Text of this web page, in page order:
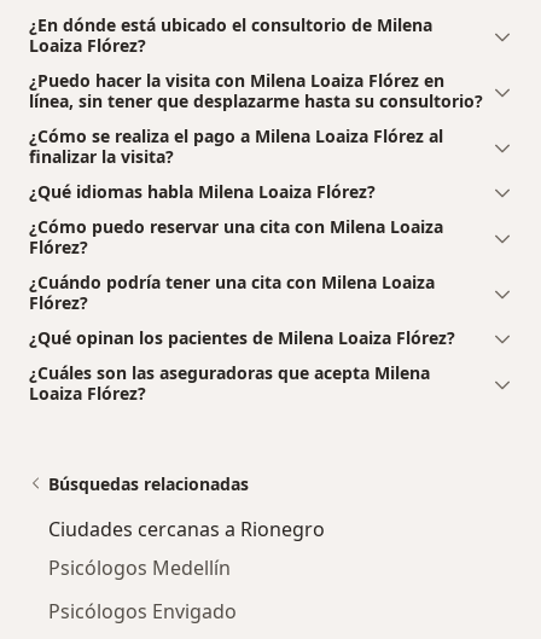
¿En dónde está ubicado el consultorio de Milena
Loaiza Flórez?
¿Puedo hacer la visita con Milena Loaiza Flórez en
línea, sin tener que desplazarme hasta su consultorio?
¿Cómo se realiza el pago a Milena Loaiza Flórez al
finalizar la visita?
¿Qué idiomas habla Milena Loaiza Flórez?
¿Cómo puedo reservar una cita con Milena Loaiza
Flórez?
¿Cuándo podría tener una cita con Milena Loaiza
Flórez?
¿Qué opinan los pacientes de Milena Loaiza Flórez?
¿Cuáles son las aseguradoras que acepta Milena
Loaiza Flórez?
Búsquedas relacionadas
Ciudades cercanas a Rionegro
Psicólogos Medellín
Psicólogos Envigado